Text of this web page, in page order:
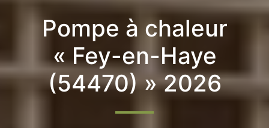
Pompe à chaleur
« Fey-en-Haye
(54470) » 2026